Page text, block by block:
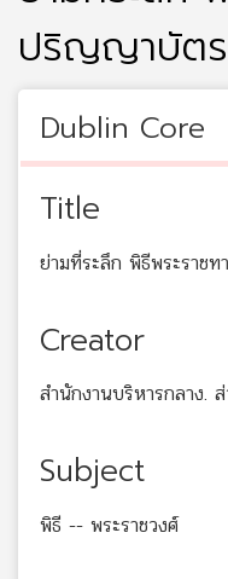
ปริญญาบัต
Dublin Core
Title
ย่ามที่ระลึก พิธีพระรา
Creator
สำนักงานบริหารกลาง.
Subject
พิธี -- พระราชวงศ์